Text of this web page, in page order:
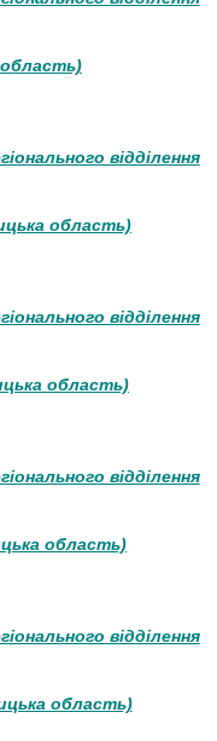
область)
відділення
область)
відділення
область)
відділення
область)
відділення
область)